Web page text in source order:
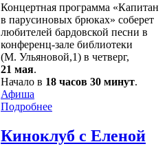
Концертная программа «Капитан
в парусиновых брюках» соберет
любителей бардовской песни в
конференц-зале библиотеки
(М. Ульяновой,1) в четверг,
21 мая.
Начало в 18 часов 30 минут.
Афиша
Подробнее
Киноклуб с Еленой